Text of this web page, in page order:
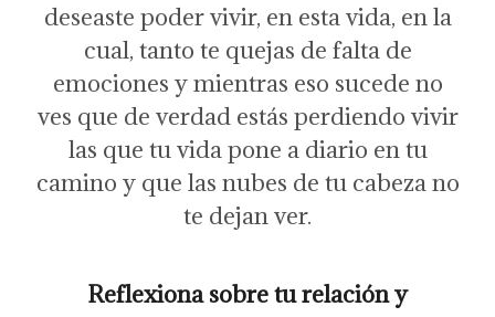
deseaste poder vivir, en esta vida, en la
cual, tanto te quejas de falta de
emociones y mientras eso sucede no
ves que de verdad estás perdiendo vivir
las que tu vida pone a diario en tu
camino y que las nubes de tu cabeza no
te dejan ver.
Reflexiona sobre tu relación y